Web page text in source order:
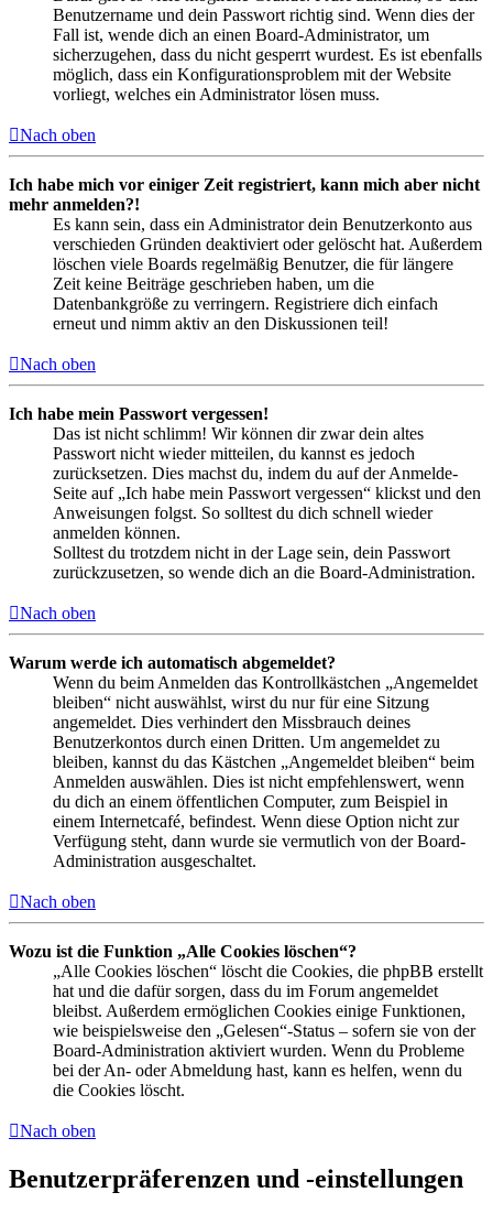
Benutzername und dein Passwort richtig sind. Wenn dies der
Fall ist, wende dich an einen Board-Administrator, um
sicherzugehen, dass du nicht gesperrt wurdest. Es ist ebenfalls
möglich, dass ein Konfigurationsproblem mit der Website
vorliegt, welches ein Administrator lösen muss.
Nach oben
Ich habe mich vor einiger Zeit registriert, kann mich aber nicht
mehr anmelden?!
Es kann sein, dass ein Administrator dein Benutzerkonto aus
verschieden Gründen deaktiviert oder gelöscht hat. Außerdem
löschen viele Boards regelmäßig Benutzer, die für längere
Zeit keine Beiträge geschrieben haben, um die
Datenbankgröße zu verringern. Registriere dich einfach
erneut und nimm aktiv an den Diskussionen teil!
Nach oben
Ich habe mein Passwort vergessen!
Das ist nicht schlimm! Wir können dir zwar dein altes
Passwort nicht wieder mitteilen, du kannst es jedoch
zurücksetzen. Dies machst du, indem du auf der Anmelde-
Seite auf „Ich habe mein Passwort vergessen“ klickst und den
Anweisungen folgst. So solltest du dich schnell wieder
anmelden können.
Solltest du trotzdem nicht in der Lage sein, dein Passwort
zurückzusetzen, so wende dich an die Board-Administration.
Nach oben
Warum werde ich automatisch abgemeldet?
Wenn du beim Anmelden das Kontrollkästchen „Angemeldet
bleiben“ nicht auswählst, wirst du nur für eine Sitzung
angemeldet. Dies verhindert den Missbrauch deines
Benutzerkontos durch einen Dritten. Um angemeldet zu
bleiben, kannst du das Kästchen „Angemeldet bleiben“ beim
Anmelden auswählen. Dies ist nicht empfehlenswert, wenn
du dich an einem öffentlichen Computer, zum Beispiel in
einem Internetcafé, befindest. Wenn diese Option nicht zur
Verfügung steht, dann wurde sie vermutlich von der Board-
Administration ausgeschaltet.
Nach oben
Wozu ist die Funktion „Alle Cookies löschen“?
„Alle Cookies löschen“ löscht die Cookies, die phpBB erstellt
hat und die dafür sorgen, dass du im Forum angemeldet
bleibst. Außerdem ermöglichen Cookies einige Funktionen,
wie beispielsweise den „Gelesen“-Status – sofern sie von der
Board-Administration aktiviert wurden. Wenn du Probleme
bei der An- oder Abmeldung hast, kann es helfen, wenn du
die Cookies löscht.
Nach oben
Benutzerpräferenzen und -einstellungen